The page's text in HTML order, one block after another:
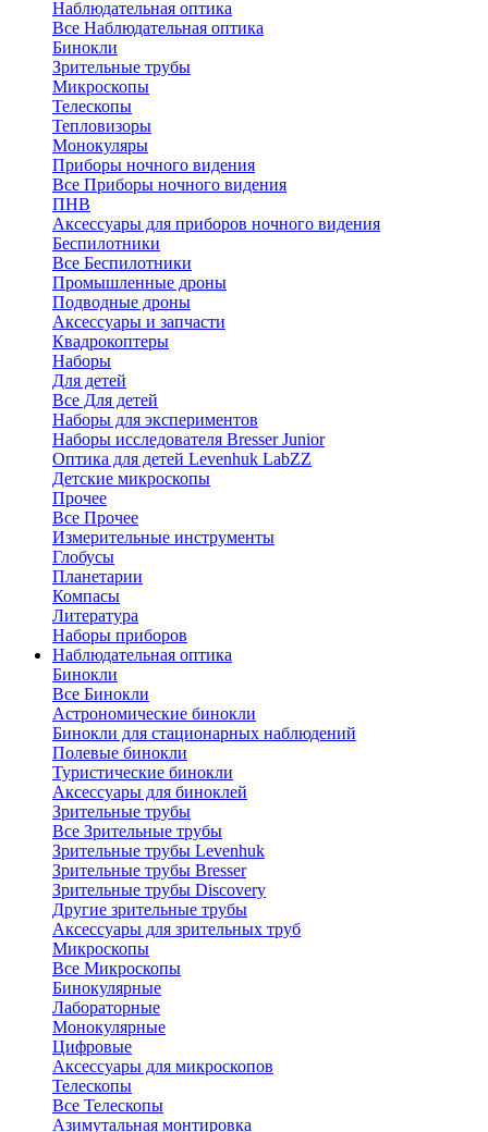
Наблюдательная оптика
Все Наблюдательная оптика
Бинокли
Зрительные трубы
Микроскопы
Телескопы
Тепловизоры
Монокуляры
Приборы ночного видения
Все Приборы ночного видения
ПНВ
Аксессуары для приборов ночного видения
Беспилотники
Все Беспилотники
Промышленные дроны
Подводные дроны
Аксессуары и запчасти
Квадрокоптеры
Наборы
Для детей
Все Для детей
Наборы для экспериментов
Наборы исследователя Bresser Junior
Оптика для детей Levenhuk LabZZ
Детские микроскопы
Прочее
Все Прочее
Измерительные инструменты
Глобусы
Планетарии
Компасы
Литература
Наборы приборов
Наблюдательная оптика
Бинокли
Все Бинокли
Астрономические бинокли
Бинокли для стационарных наблюдений
Полевые бинокли
Туристические бинокли
Аксессуары для биноклей
Зрительные трубы
Все Зрительные трубы
Зрительные трубы Levenhuk
Зрительные трубы Bresser
Зрительные трубы Discovery
Другие зрительные трубы
Аксессуары для зрительных труб
Микроскопы
Все Микроскопы
Бинокулярные
Лабораторные
Монокулярные
Цифровые
Аксессуары для микроскопов
Телескопы
Все Телескопы
Азимутальная монтировка